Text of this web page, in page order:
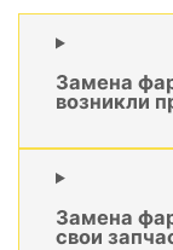
Замена
возникли
Замена
свои